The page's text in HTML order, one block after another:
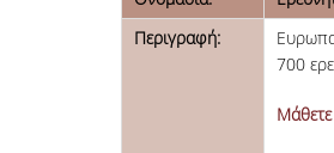
Περιγραφή:
700